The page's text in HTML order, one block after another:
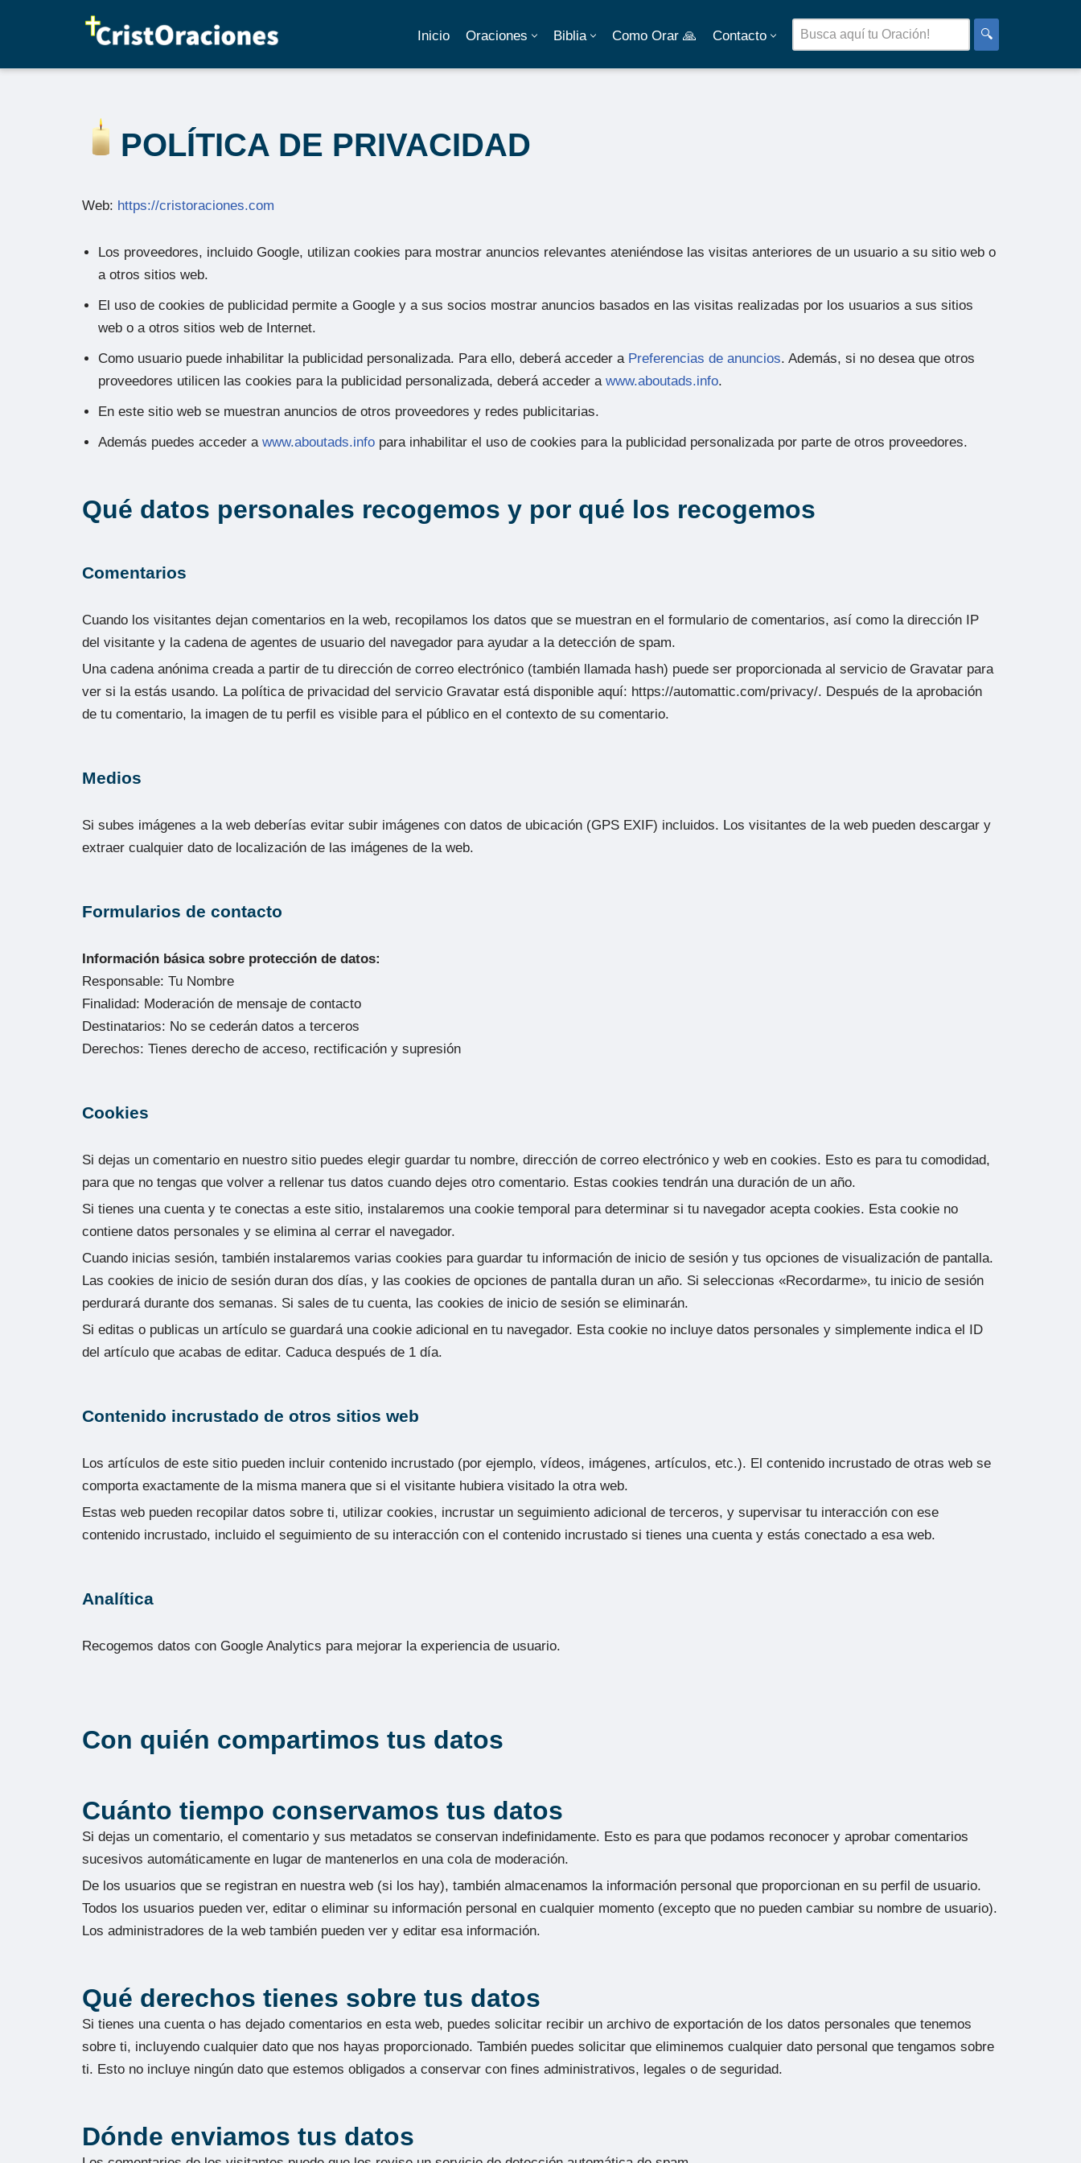
al
Inicio Oraciones Biblia Como Orar 🙏 Contacto 🔍
POLÍTICA DE PRIVACIDAD
Web: https://cristoraciones.com
Los proveedores, incluido Google, utilizan cookies para mostrar anuncios relevantes ateniéndose las visitas anteriores de un usuario a su sitio web o
a otros sitios web.
El uso de cookies de publicidad permite a Google y a sus socios mostrar anuncios basados en las visitas realizadas por los usuarios a sus sitios
web o a otros sitios web de Internet.
Como usuario puede inhabilitar la publicidad personalizada. Para ello, deberá acceder a Preferencias de anuncios. Además, si no desea que otros
proveedores utilicen las cookies para la publicidad personalizada, deberá acceder a www.aboutads.info.
En este sitio web se muestran anuncios de otros proveedores y redes publicitarias.
Además puedes acceder a www.aboutads.info para inhabilitar el uso de cookies para la publicidad personalizada por parte de otros proveedores.
Qué datos personales recogemos y por qué los recogemos
Comentarios
Cuando los visitantes dejan comentarios en la web, recopilamos los datos que se muestran en el formulario de comentarios, así como la dirección IP
del visitante y la cadena de agentes de usuario del navegador para ayudar a la detección de spam.
Una cadena anónima creada a partir de tu dirección de correo electrónico (también llamada hash) puede ser proporcionada al servicio de Gravatar para
ver si la estás usando. La política de privacidad del servicio Gravatar está disponible aquí: https://automattic.com/privacy/. Después de la aprobación
de tu comentario, la imagen de tu perfil es visible para el público en el contexto de su comentario.
Medios
Si subes imágenes a la web deberías evitar subir imágenes con datos de ubicación (GPS EXIF) incluidos. Los visitantes de la web pueden descargar y
extraer cualquier dato de localización de las imágenes de la web.
Formularios de contacto
Información básica sobre protección de datos:
Responsable: Tu Nombre
Finalidad: Moderación de mensaje de contacto
Destinatarios: No se cederán datos a terceros
Derechos: Tienes derecho de acceso, rectificación y supresión
Cookies
Si dejas un comentario en nuestro sitio puedes elegir guardar tu nombre, dirección de correo electrónico y web en cookies. Esto es para tu comodidad,
para que no tengas que volver a rellenar tus datos cuando dejes otro comentario. Estas cookies tendrán una duración de un año.
Si tienes una cuenta y te conectas a este sitio, instalaremos una cookie temporal para determinar si tu navegador acepta cookies. Esta cookie no
contiene datos personales y se elimina al cerrar el navegador.
Cuando inicias sesión, también instalaremos varias cookies para guardar tu información de inicio de sesión y tus opciones de visualización de pantalla.
Las cookies de inicio de sesión duran dos días, y las cookies de opciones de pantalla duran un año. Si seleccionas «Recordarme», tu inicio de sesión
perdurará durante dos semanas. Si sales de tu cuenta, las cookies de inicio de sesión se eliminarán.
Si editas o publicas un artículo se guardará una cookie adicional en tu navegador. Esta cookie no incluye datos personales y simplemente indica el ID
del artículo que acabas de editar. Caduca después de 1 día.
Contenido incrustado de otros sitios web
Los artículos de este sitio pueden incluir contenido incrustado (por ejemplo, vídeos, imágenes, artículos, etc.). El contenido incrustado de otras web se
comporta exactamente de la misma manera que si el visitante hubiera visitado la otra web.
Estas web pueden recopilar datos sobre ti, utilizar cookies, incrustar un seguimiento adicional de terceros, y supervisar tu interacción con ese
contenido incrustado, incluido el seguimiento de su interacción con el contenido incrustado si tienes una cuenta y estás conectado a esa web.
Analítica
Recogemos datos con Google Analytics para mejorar la experiencia de usuario.
Con quién compartimos tus datos
Cuánto tiempo conservamos tus datos
Si dejas un comentario, el comentario y sus metadatos se conservan indefinidamente. Esto es para que podamos reconocer y aprobar comentarios
sucesivos automáticamente en lugar de mantenerlos en una cola de moderación.
De los usuarios que se registran en nuestra web (si los hay), también almacenamos la información personal que proporcionan en su perfil de usuario.
Todos los usuarios pueden ver, editar o eliminar su información personal en cualquier momento (excepto que no pueden cambiar su nombre de usuario).
Los administradores de la web también pueden ver y editar esa información.
Qué derechos tienes sobre tus datos
Si tienes una cuenta o has dejado comentarios en esta web, puedes solicitar recibir un archivo de exportación de los datos personales que tenemos
sobre ti, incluyendo cualquier dato que nos hayas proporcionado. También puedes solicitar que eliminemos cualquier dato personal que tengamos sobre
ti. Esto no incluye ningún dato que estemos obligados a conservar con fines administrativos, legales o de seguridad.
Dónde enviamos tus datos